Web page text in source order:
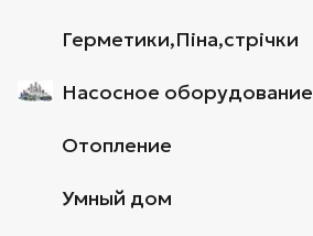
Герметики,Піна,стрічки
Насосное оборудование
Отопление
Умный дом